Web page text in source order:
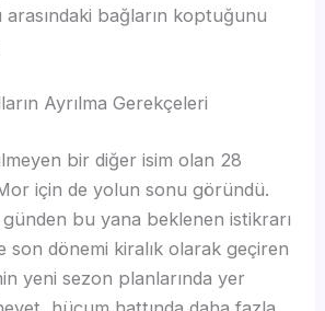
bağların koptuğunu
Ayrılma Gerekçeleri
bir diğer isim olan 28
için de yolun sonu göründü.
bu yana beklenen istikrarı
son dönemi kiralık olarak geçiren
yeni sezon planlarında yer